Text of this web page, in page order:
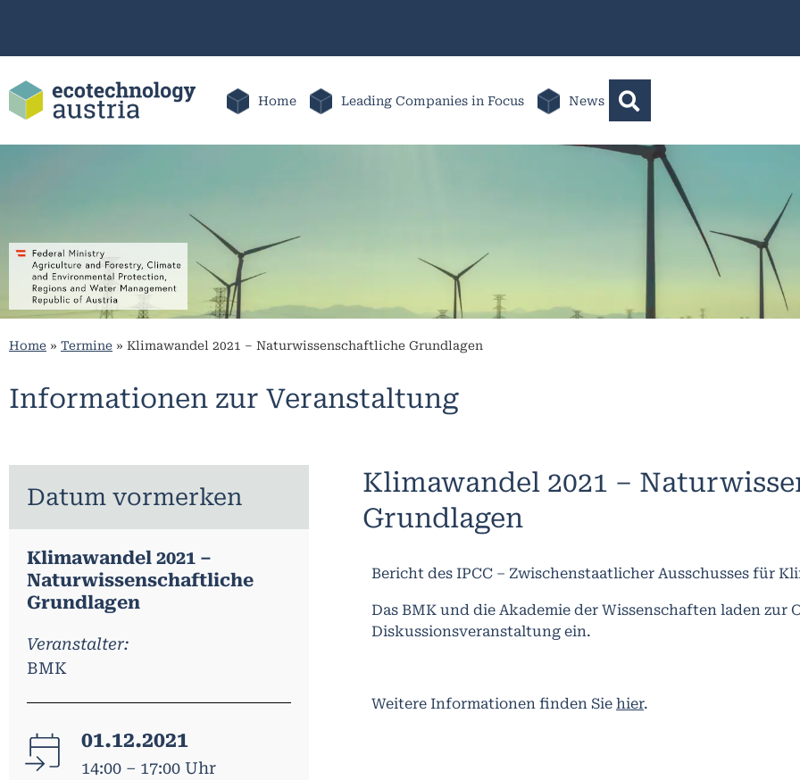
Home Leading Companies in Focus News
Home » Termine » Klimawandel 2021 – Naturwissenschaftliche Grundlagen
Informationen zur Veranstaltung
Datum vormerken
Klimawandel 2021 –
Naturwissenschaftliche
Grundlagen
Veranstalter:
BMK
01.12.2021
14:00 – 17:00 Uhr
Klimawandel 2021 –
Grundlagen
Bericht des IPCC – Zwischenstaatlicher Ausschusses für
Das BMK und die Akademie der Wissenschaften laden
Diskussionsveranstaltung ein.
Weitere Informationen finden Sie hier.